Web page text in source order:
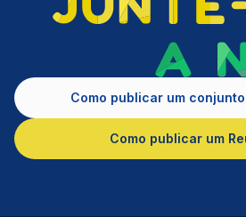
Como publicar um
Como publicar um